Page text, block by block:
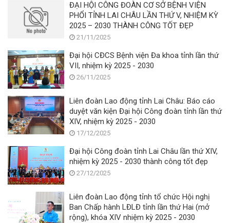
ĐẠI HỘI CÔNG ĐOÀN CƠ SỞ BỆNH VIỆN
PHỔI TỈNH LAI CHÂU LẦN THỨ V, NHIỆM KỲ
2025 – 2030 THÀNH CÔNG TỐT ĐẸP
21/11/2025
Đại hội CĐCS Bệnh viện Đa khoa tỉnh lần thứ
VII, nhiệm kỳ 2025 - 2030
26/11/2025
Liên đoàn Lao động tỉnh Lai Châu: Báo cáo
duyệt văn kiện Đại hội Công đoàn tỉnh lần thứ
XIV, nhiệm kỳ 2025 - 2030
17/12/2025
Đại hội Công đoàn tỉnh Lai Châu lần thứ XIV,
nhiệm kỳ 2025 - 2030 thành công tốt đẹp
27/12/2025
Liên đoàn Lao động tỉnh tổ chức Hội nghị
Ban Chấp hành LĐLĐ tỉnh lần thứ Hai (mở
rộng), khóa XIV nhiệm kỳ 2025 - 2030